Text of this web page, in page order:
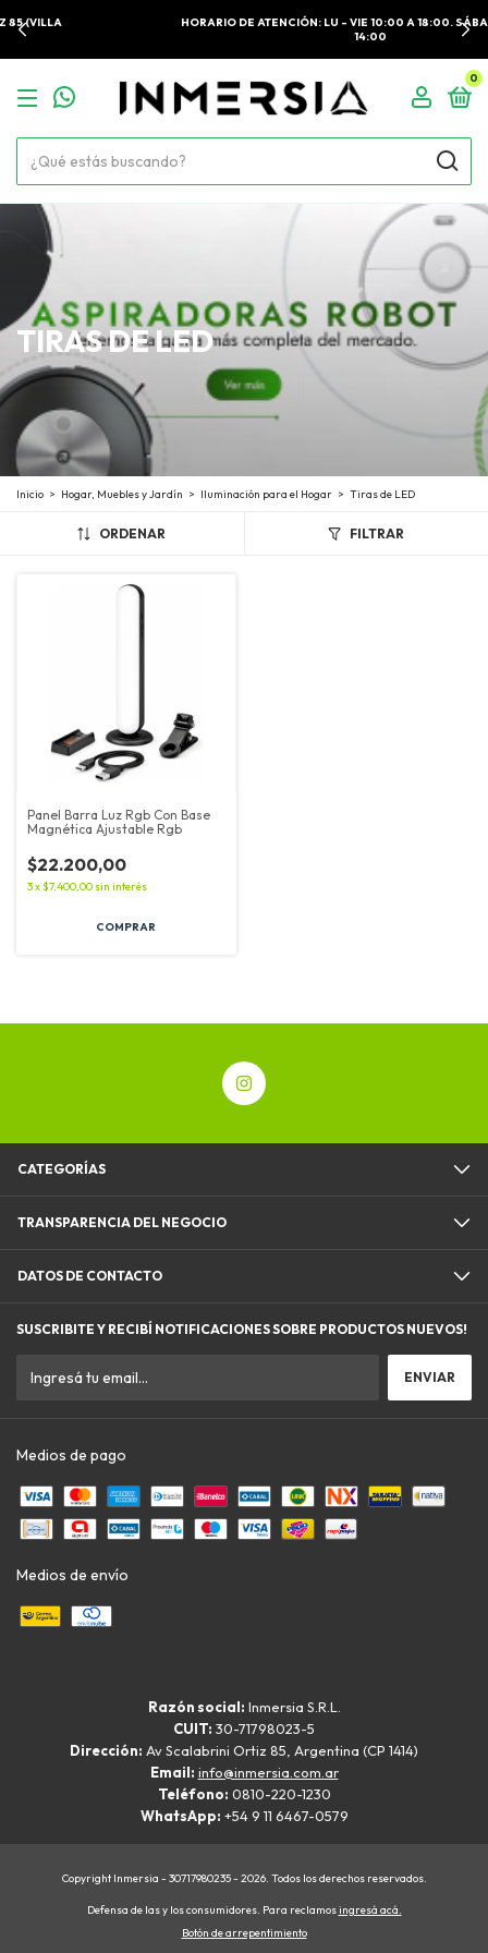
HORARIO DE ATENCIÓN: LU - VIE 10:00 A 18:00. SÁBADOS 10:00 A
0
TIRAS DE LED
Inicio > Hogar, Muebles y Jardín > Iluminación para el Hogar > Tiras de LED
ORDENAR FILTRAR
Panel Barra Luz Rgb Con Base
Magnética Ajustable Rgb
$22.200,00
3x$7.400,00 sin interés
CATEGORÍAS
TRANSPARENCIA DEL NEGOCIO
DATOS DE CONTACTO
SUSCRIBITE Y RECIBÍ NOTIFICACIONES SOBRE PRODUCTOS NUEVOS!
Medios de pago
Medios de envío
Razón social: Inmersia S.R.L.
CUIT: 30-71798023-5
Dirección: Av Scalabrini Ortiz 85, Argentina (CP 1414)
Email: info@inmersia.com.ar
Teléfono: 0810-220-1230
WhatsApp: +54 9 11 6467-0579
Copyright Inmersia - 30717980235 - 2026. Todos los derechos reservados.
Defensa de las y los consumidores. Para reclamosingresá acá.
Botón de arrepentimiento